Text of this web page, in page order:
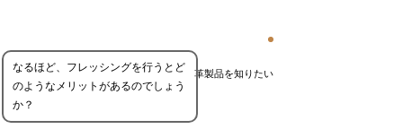
革製品を知りたい
なるほど、フレッシングを行うとど
のようなメリットがあるのでしょう
か？